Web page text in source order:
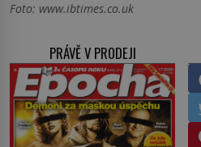
Foto: www.ibtimes.co.uk
PRÁVĚ V PRODEJI